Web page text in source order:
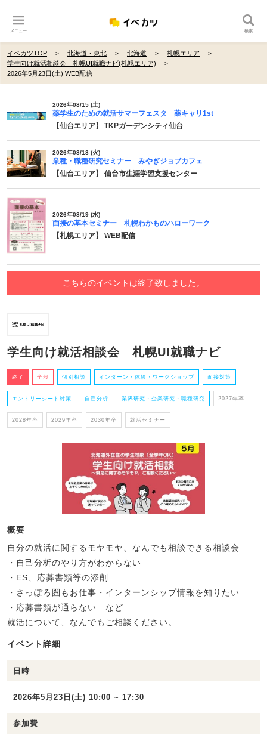
メニュー 検索
イベカツTOP 北海道・東北 北海道
札幌エリア
学生向け就活相談会 札幌UI就職ナビ(札幌エリア)
2026年5月23日(土) WEB配信
2026年08/15 (土)
薬学生のための就活サマーフェスタ 薬キャリ1st
【仙台エリア】 TKPガーデンシティ仙台
2026年08/18 (火)
業種・職種研究セミナー みやぎジョブカフェ
【仙台エリア】 仙台市生涯学習支援センター
2026年08/19 (水)
面接の基本セミナー 札幌わかものハローワーク
【札幌エリア】 WEB配信
こちらのイベントは終了致しました。
学生向け就活相談会 札幌UI就職ナビ
終了 全般 個別相談 インターン・体験・ワークショップ 面接対策
エントリーシート対策 自己分析 業界研究・企業研究・職種研究 2027年卒
2028年卒 2029年卒 2030年卒 就活セミナー
概要
自分の就活に関するモヤモヤ、なんでも相談できる相談会
・自己分析のやり方がわからない
・ES、応募書類等の添削
・さっぽろ圏もお仕事・インターンシップ情報を知りたい
・応募書類が通らない など
就活について、なんでもご相談ください。
イベント詳細
日時
2026年5月23日(土) 10:00 ~ 17:30
参加費